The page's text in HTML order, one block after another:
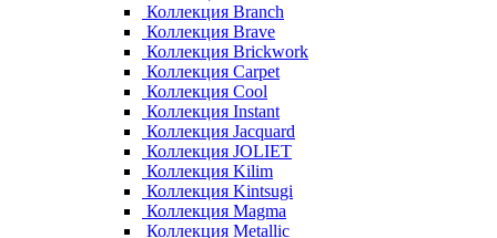
Коллекция Branch
Коллекция Brave
Коллекция Brickwork
Коллекция Carpet
Коллекция Cool
Коллекция Instant
Коллекция Jacquard
Коллекция JOLIET
Коллекция Kilim
Коллекция Kintsugi
Коллекция Magma
Коллекция Metallic